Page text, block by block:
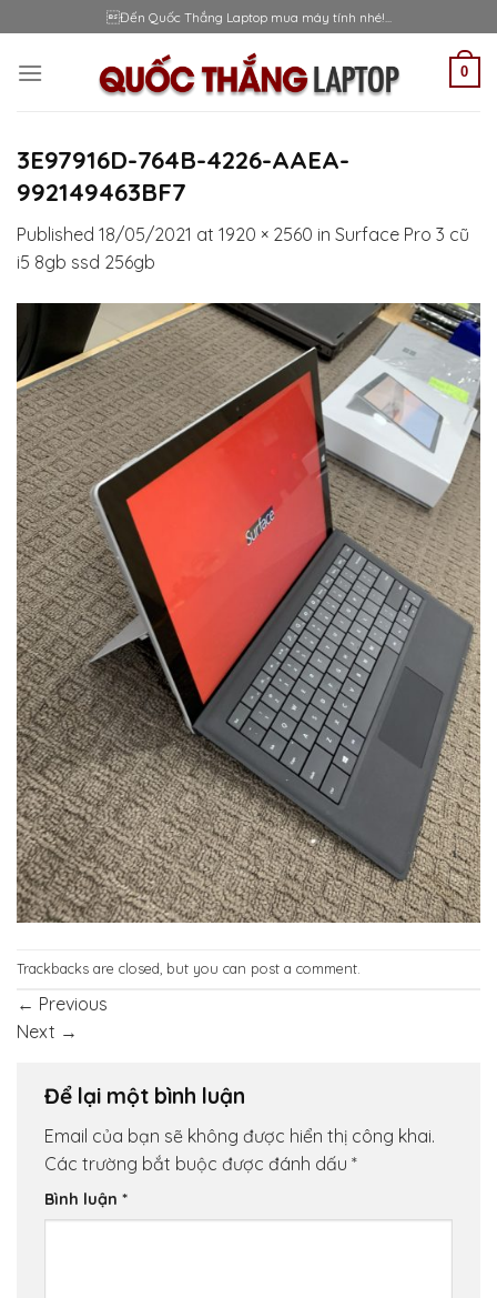
to
content
Đến Quốc Thắng Laptop mua máy tính nhé!...
0
3E97916D-764B-4226-AAEA-
992149463BF7
Published 18/05/2021 at 1920 × 2560 in Surface Pro 3 cũ
i5 8gb ssd 256gb
Trackbacks are closed, but you can post a comment
← Previous
Next →
Để lại một bình luận
Email của bạn sẽ không được hiển thị công khai.
Các trường bắt buộc được đánh dấu *
Bình luận *